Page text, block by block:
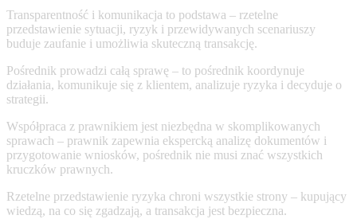
Transparentność i komunikacja to podstawa – rzetelne
przedstawienie sytuacji, ryzyk i przewidywanych scenariuszy
buduje zaufanie i umożliwia skuteczną transakcję.
Pośrednik prowadzi całą sprawę – to pośrednik koordynuje
działania, komunikuje się z klientem, analizuje ryzyka i decyduje o
strategii.
Współpraca z prawnikiem jest niezbędna w skomplikowanych
sprawach – prawnik zapewnia ekspercką analizę dokumentów i
przygotowanie wniosków, pośrednik nie musi znać wszystkich
kruczków prawnych.
Rzetelne przedstawienie ryzyka chroni wszystkie strony – kupujący
wiedzą, na co się zgadzają, a transakcja jest bezpieczna.